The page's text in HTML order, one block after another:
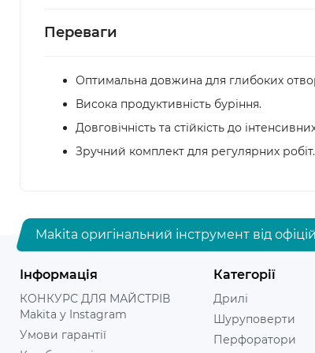
Переваги
Оптимальна довжина для глибоких
Висока продуктивність буріння.
Довговічність та стійкість до
Зручний комплект для регулярних робіт.
Makita оригінальний інструмент від
Інформація
КОНКУРС ДЛЯ МАЙСТРІВ
Makita у Instagram
Умови гарантії
Категорії
Дрилі
Шуруповерти
Перфоратори